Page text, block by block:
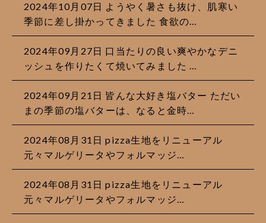
2024年10月07日 ようやく暑さも抜け、肌寒い
季節に差し掛かってきました 食欲の…
2024年09月27日 口当たりの良い爽やかなデニ
ッシュを作りたくて焼いてみました …
2024年09月21日 皆んな大好き塩バター ただい
まの季節の塩バターは、なると金時…
2024年08月31日 pizza生地をリニューアル
元々マルゲリータやフォルマッジ…
2024年08月31日 pizza生地をリニューアル
元々マルゲリータやフォルマッジ…